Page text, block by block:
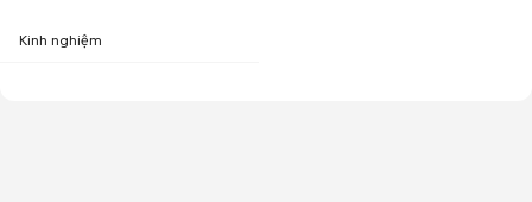
Kinh nghiệm